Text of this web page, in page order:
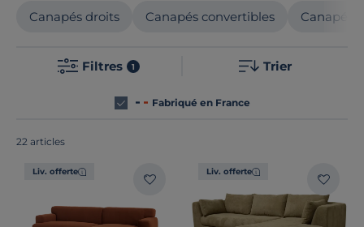
famille et convives. Le point commun de ces canapés
d'angle ? Ils sont
tous fabriqués en France
Canapés droits Canapés convertibles Canapés
Filtres 1 Trier
Fabriqué en France
22 articles
Liv. offerte Liv. offerte